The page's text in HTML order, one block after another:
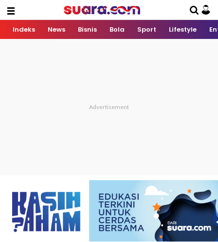
Indeks News Bisnis Bola Sport Lifestyle